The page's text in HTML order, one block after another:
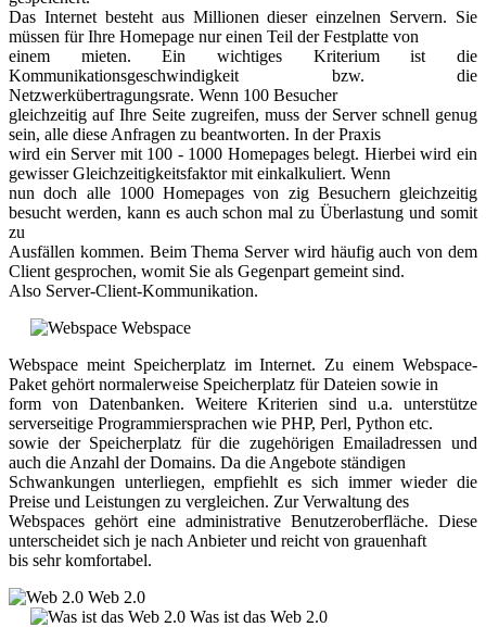
Das Internet besteht aus Millionen dieser einzelnen Servern. Sie
müssen für Ihre Homepage nur einen Teil der Festplatte von
einem mieten. Ein wichtiges Kriterium ist die
Kommunikationsgeschwindigkeit bzw. die
Netzwerkübertragungsrate. Wenn 100 Besucher
gleichzeitig auf Ihre Seite zugreifen, muss der Server schnell genug
sein, alle diese Anfragen zu beantworten. In der Praxis
wird ein Server mit 100 - 1000 Homepages belegt. Hierbei wird ein
gewisser Gleichzeitigkeitsfaktor mit einkalkuliert. Wenn
nun doch alle 1000 Homepages von zig Besuchern gleichzeitig
besucht werden, kann es auch schon mal zu Überlastung und somit
zu
Ausfällen kommen. Beim Thema Server wird häufig auch von dem
Client gesprochen, womit Sie als Gegenpart gemeint sind.
Also Server-Client-Kommunikation.
Webspace
Webspace meint Speicherplatz im Internet. Zu einem Webspace-
Paket gehört normalerweise Speicherplatz für Dateien sowie in
form von Datenbanken. Weitere Kriterien sind u.a. unterstütze
serverseitige Programmiersprachen wie PHP, Perl, Python etc.
sowie der Speicherplatz für die zugehörigen Emailadressen und
auch die Anzahl der Domains. Da die Angebote ständigen
Schwankungen unterliegen, empfiehlt es sich immer wieder die
Preise und Leistungen zu vergleichen. Zur Verwaltung des
Webspaces gehört eine administrative Benutzeroberfläche. Diese
unterscheidet sich je nach Anbieter und reicht von grauenhaft
bis sehr komfortabel.
Web 2.0
Was ist das Web 2.0